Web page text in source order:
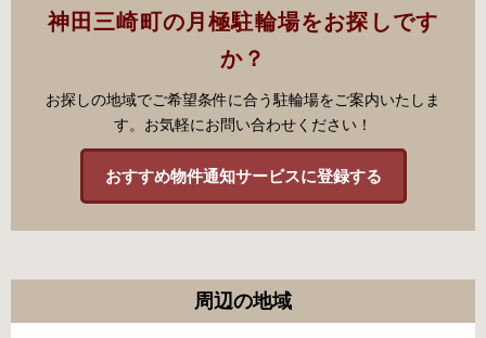
神田三崎町の月極駐輪場をお探しです
か？
お探しの地域でご希望条件に合う駐輪場をご案内いたしま
す。お気軽にお問い合わせください！
おすすめ物件通知サービスに登録する
周辺の地域